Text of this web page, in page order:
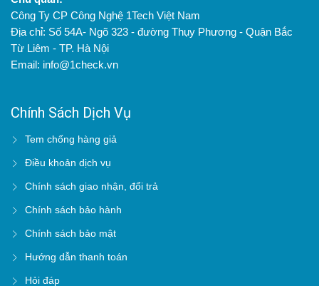
Công Ty CP Công Nghệ 1Tech Việt Nam
Địa chỉ: Số 54A- Ngõ 323 - đường Thụy Phương - Quận Bắc
Từ Liêm - TP. Hà Nội
Email: info@1check.vn
Chính Sách Dịch Vụ
Tem chống hàng giả
Điều khoản dịch vụ
Chính sách giao nhận, đổi trả
Chính sách bảo hành
Chính sách bảo mật
Hướng dẫn thanh toán
Hỏi đáp